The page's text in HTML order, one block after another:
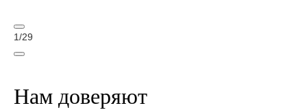
1/29
Нам доверяют